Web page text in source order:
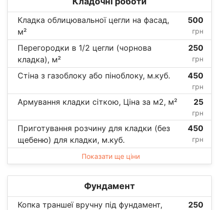
Кладка облицювальної цегли на фасад,
м²
500
грн
Перегородки в 1/2 цегли (чорнова
кладка), м²
250
грн
Стіна з газоблоку або піноблоку, м.куб. 450
грн
Армування кладки сіткою, Ціна за м2, м² 25
грн
Приготування розчину для кладки (без
щебеню) для кладки, м.куб.
450
грн
Показати ще ціни
Фундамент
Копка траншеї вручну під фундамент,
250